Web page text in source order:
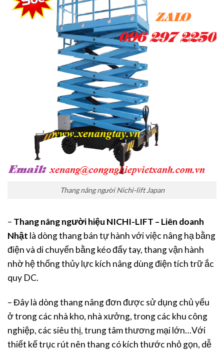
Thang nâng người Nichi-lift Japan
– Thang nâng người hiệu NICHI-LIFT – Liên doanh
Nhật là dòng thang bán tự hành với việc nâng hạ bằng
điện và di chuyển bằng kéo đẩy tay, thang vận hành
nhờ hệ thống thủy lực kích nâng dùng điện tích trữ ắc
quy DC.
– Đây là dòng thang nâng đơn được sử dụng chủ yếu
ở trong các nhà kho, nhà xưởng, trong các khu công
nghiệp, các siêu thị, trung tâm thương mại lớn…Với
thiết kế trục rút nên thang có kích thước nhỏ gọn, dễ